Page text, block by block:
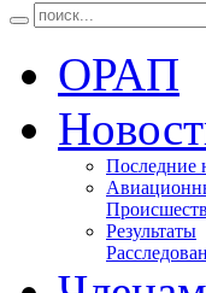
ОРАП
Последние
Результаты